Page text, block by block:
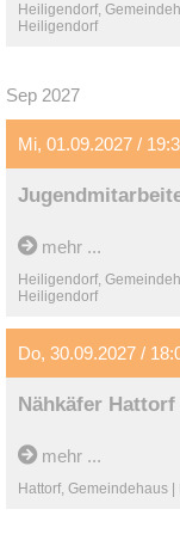
Heiligendorf,
Heiligendorf
Sep 2027
Mi, 01.09.2027 /
mehr ...
Heiligendorf,
Heiligendorf
Do, 30.09.2027 /
Nähkäfer Hattorf
mehr ...
Hattorf, Gemeindehaus